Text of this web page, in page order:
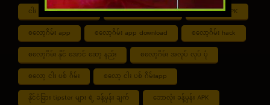
ငါး ပစ် ဂိမ်း ဆော့ နည်း ငါး ပစ် ဂိမ်း ပိုက်ဆံ ရ စလော့ဂိမ်း APK
စလော့ဂိမ်း app စလော့ဂိမ်း app download စလော့ဂိမ်း hack
စလော့ဂိမ်း နိုင် အောင် ဆော့ နည်း စလော့ဂိမ်း အလုပ် လုပ် ပုံ
စလော့ ငါး ပစ် ဂိမ်း စလော့ ငါး ပစ် ဂိမ်းapp
နိုင်ငံခြား tipster များ ရဲ့ ခန့်မှန်း ချက် ဘောလုံး ခန့်မှန်း APK